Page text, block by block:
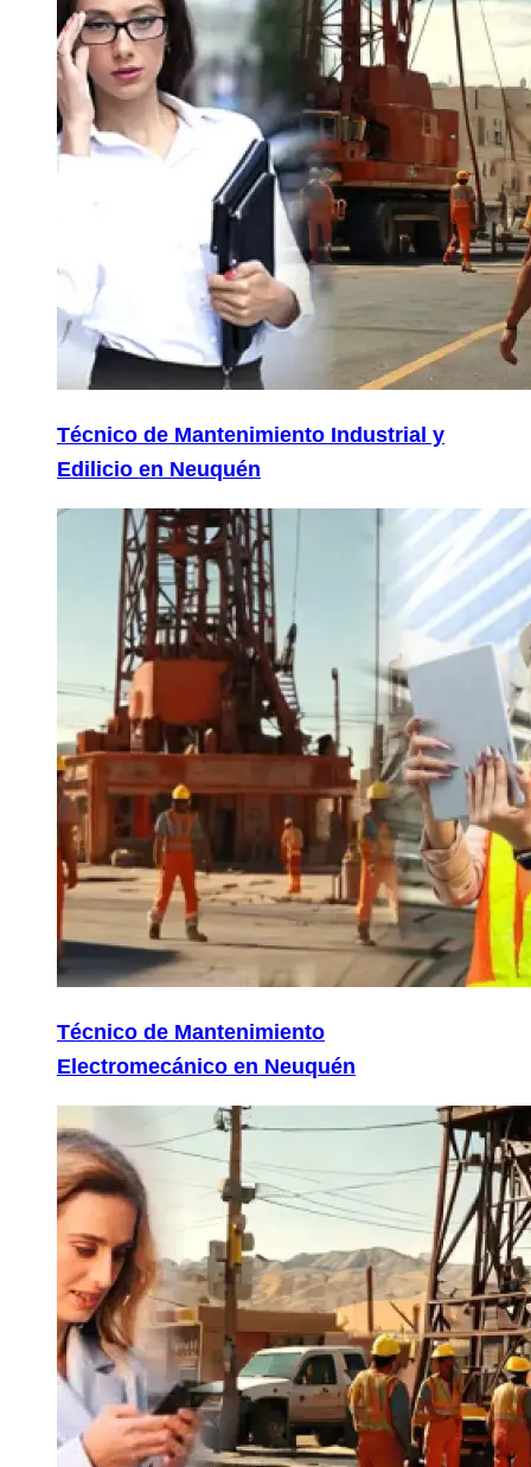
Técnico de Mantenimiento Industrial y
Edilicio en Neuquén
Técnico de Mantenimiento
Electromecánico en Neuquén